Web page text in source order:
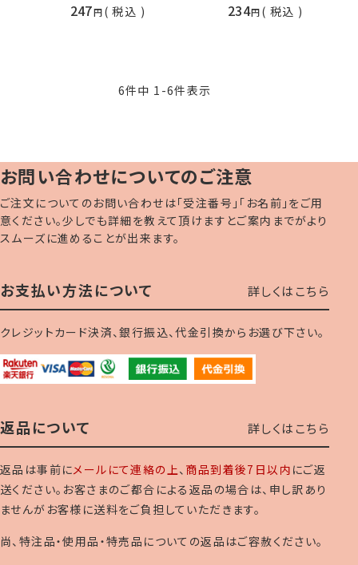
247 税込
きタオル [返品不可] 手芸の
234 税込
6件中 1 -6件表示
お問い合わせについてのご注意
ご注文についてのお問い合わせは「受注番号」「お名前」をご用
意ください。少しでも詳細を教えて頂けますとご案内までがより
スムーズに進めることが出来ます。
お支払い方法について 詳しくはこちら
クレジットカード決済、銀行振込、代金引換からお選び下さい。
返品について 詳しくはこちら
返品は事前にメールにて連絡の上、 商品到着後7日以内 にご返
送ください。お客さまのご都合による返品の場合は、申し訳あり
ませんがお客様に送料をご負担していただきます。
尚、特注品・使用品・特売品についての返品はご容赦ください。